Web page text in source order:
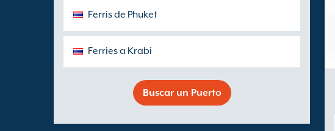
Ferris de Phuket
Ferries a Krabi
Buscar un Puerto